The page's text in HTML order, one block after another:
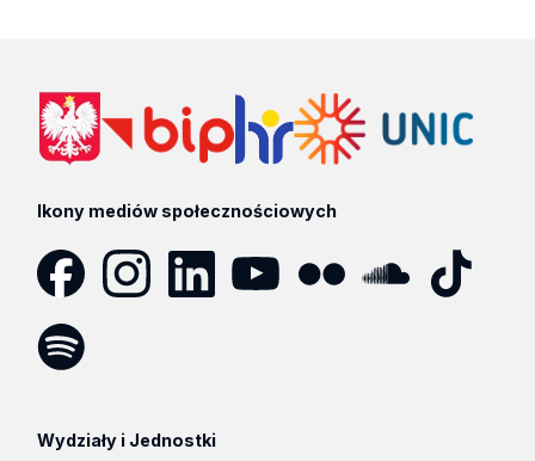
Ikony mediów społecznościowych
Wydziały i Jednostki